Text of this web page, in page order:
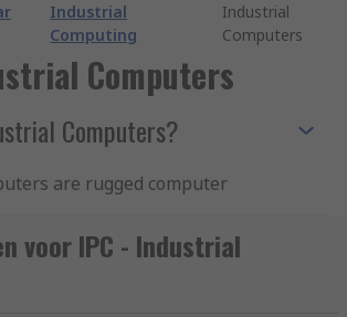
Industrial
Computing
Industrial
Computers
Computers
Computers?
are rugged computer
environments such as high
and extreme
voor IPC - Industrial